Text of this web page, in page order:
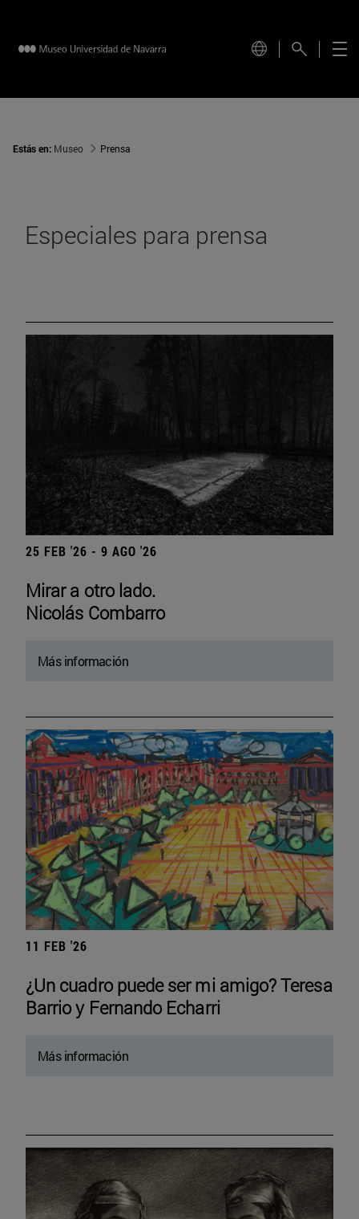
Estás en: Museo Prensa
Especiales para prensa
25 FEB '26 - 9 AGO '26
Mirar a otro lado.
Nicolás Combarro
Más información
11 FEB '26
¿Un cuadro puede ser mi amigo? Teresa
Barrio y Fernando Echarri
Más información